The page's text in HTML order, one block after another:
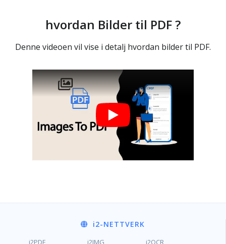
hvordan Bilder til PDF ?
Denne videoen vil vise i detalj hvordan bilder til PDF.
i2-NETTVERK
i2PDF i2IMG i2OCR